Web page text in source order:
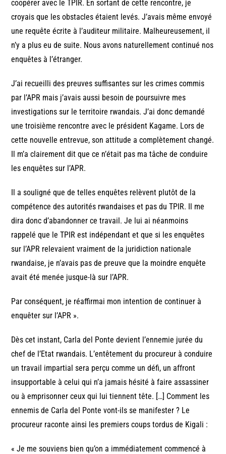
coopérer avec le TPIR. En sortant de cette rencontre, je
croyais que les obstacles étaient levés. J’avais même envoyé
une requête écrite à l’auditeur militaire. Malheureusement, il
n’y a plus eu de suite. Nous avons naturellement continué nos
enquêtes à l’étranger.
J’ai recueilli des preuves suffisantes sur les crimes commis
par l’APR mais j’avais aussi besoin de poursuivre mes
investigations sur le territoire rwandais. J’ai donc demandé
une troisième rencontre avec le président Kagame. Lors de
cette nouvelle entrevue, son attitude a complètement changé.
Il m’a clairement dit que ce n’était pas ma tâche de conduire
les enquêtes sur l’APR.
Il a souligné que de telles enquêtes relèvent plutôt de la
compétence des autorités rwandaises et pas du TPIR. Il me
dira donc d’abandonner ce travail. Je lui ai néanmoins
rappelé que le TPIR est indépendant et que si les enquêtes
sur l’APR relevaient vraiment de la juridiction nationale
rwandaise, je n’avais pas de preuve que la moindre enquête
avait été menée jusque-là sur l’APR.
Par conséquent, je réaffirmai mon intention de continuer à
enquêter sur l’APR ».
Dès cet instant, Carla del Ponte devient l’ennemie jurée du
chef de l’Etat rwandais. L’entêtement du procureur à conduire
un travail impartial sera perçu comme un défi, un affront
insupportable à celui qui n’a jamais hésité à faire assassiner
ou à emprisonner ceux qui lui tiennent tête. […] Comment les
ennemis de Carla del Ponte vont-ils se manifester ? Le
procureur raconte ainsi les premiers coups tordus de Kigali :
« Je me souviens bien qu’on a immédiatement commencé à